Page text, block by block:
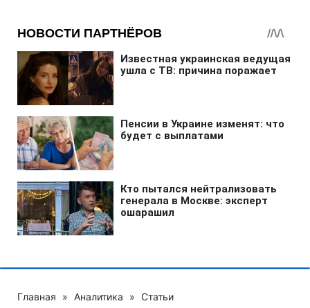
Главная » Аналитика » Статьи